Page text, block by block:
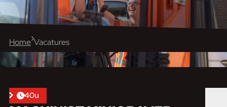
Home Vacatures
40u